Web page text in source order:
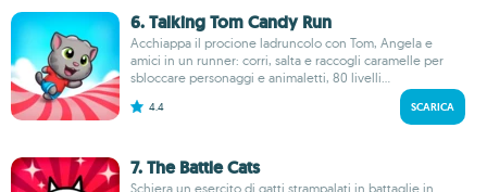
6. Talking Tom Candy Run
Acchiappa il procione ladruncolo con Tom, Angela e
amici in un runner: corri, salta e raccogli caramelle per
sbloccare personaggi e animaletti, 80 livelli...
4.4 SCARICA
7. The Battle Cats
Schiera un esercito di gatti strampalati in battaglie in